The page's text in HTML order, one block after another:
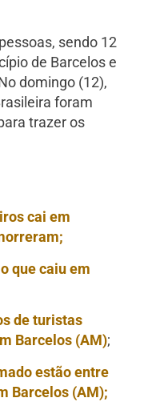
sendo 12
de Barcelos e
domingo (12),
foram
trazer os
cai em
que caiu em
de turistas
Barcelos (AM);
estão entre
Barcelos (AM);